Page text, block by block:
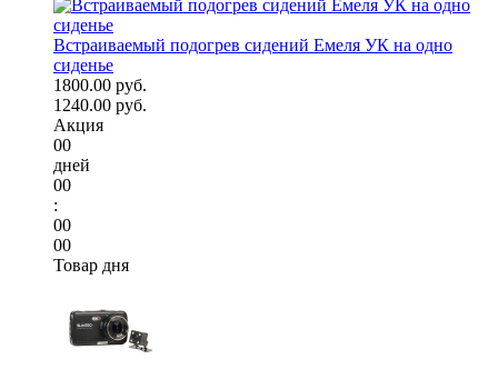
Встраиваемый подогрев сидений Емеля УК на одно
сиденье
1800.00 руб.
1240.00 руб.
Акция
00
дней
00
:
00
00
Товар дня